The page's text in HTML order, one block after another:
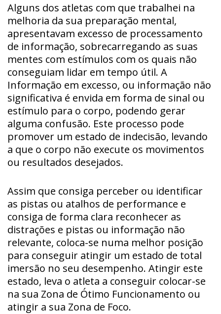
Alguns dos atletas com que trabalhei na
melhoria da sua preparação mental,
apresentavam excesso de processamento
de informação, sobrecarregando as suas
mentes com estímulos com os quais não
conseguiam lidar em tempo útil. A
Informação em excesso, ou informação não
significativa é envida em forma de sinal ou
estímulo para o corpo, podendo gerar
alguma confusão. Este processo pode
promover um estado de indecisão, levando
a que o corpo não execute os movimentos
ou resultados desejados.
Assim que consiga perceber ou identificar
as pistas ou atalhos de performance e
consiga de forma clara reconhecer as
distrações e pistas ou informação não
relevante, coloca-se numa melhor posição
para conseguir atingir um estado de total
imersão no seu desempenho. Atingir este
estado, leva o atleta a conseguir colocar-se
na sua Zona de Ótimo Funcionamento ou
atingir a sua Zona de Foco.